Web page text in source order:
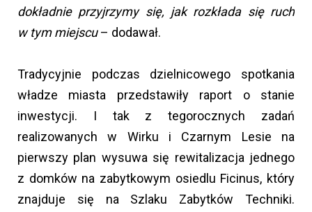
dokładnie przyjrzymy się, jak rozkłada się ruch
w tym miejscu– dodawał.
Tradycyjnie podczas dzielnicowego spotkania
władze miasta przedstawiły raport o stanie
inwestycji. I tak z tegorocznych zadań
realizowanych w Wirku i Czarnym Lesie na
pierwszy plan wysuwa się rewitalizacja jednego
z domków na zabytkowym osiedlu Ficinus, który
znajduje się na Szlaku Zabytków Techniki.